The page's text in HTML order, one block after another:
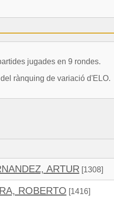
jugades en 9 rondes.
rànquing de variació d'ELO.
ARTUR [1308]
ROBERTO [1416]